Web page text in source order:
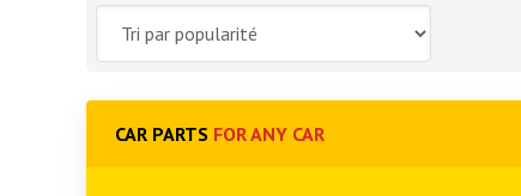
CAR PARTS FOR ANY CAR